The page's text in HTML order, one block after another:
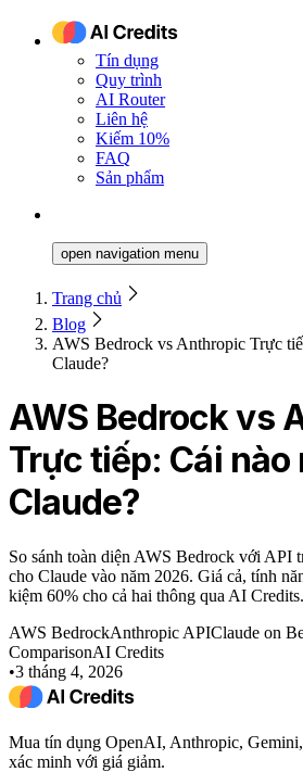
Tín dụng
Quy trình
AI Router
Liên hệ
Kiếm 10%
FAQ
Sản phẩm
open navigation menu
Trang chủ
Blog
AWS Bedrock vs Anthropic Trực
Claude?
AWS Bedrock vs
Trực tiếp: Cái nào
Claude?
So sánh toàn diện AWS Bedrock với API
cho Claude vào năm 2026. Giá cả, tính
kiệm 60% cho cả hai thông qua AI Credits.
AWS BedrockAnthropic APIClaude on
ComparisonAI Credits
•3 tháng 4, 2026
Mua tín dụng OpenAI, Anthropic,
xác minh với giá giảm.